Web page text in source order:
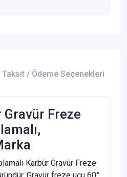
Taksit / Ödeme Seçenekleri
Freze
Karbür Gravür Freze
Gravür freze ucu 60°